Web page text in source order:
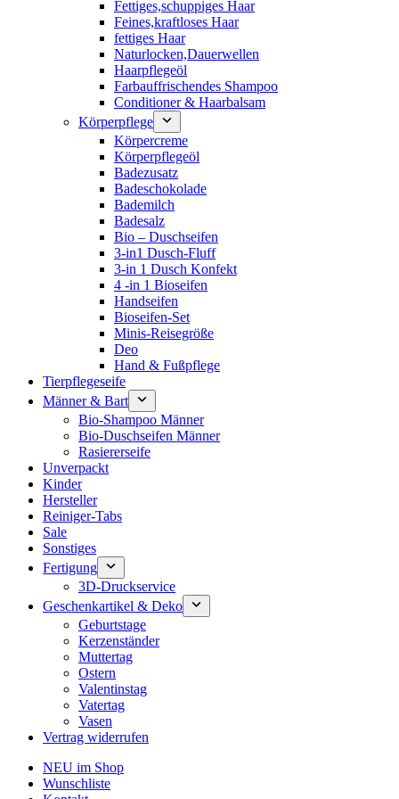
Fettiges,schuppiges Haar
Feines,kraftloses Haar
fettiges Haar
Naturlocken,Dauerwellen
Haarpflegeöl
Farbauffrischendes Shampoo
Conditioner & Haarbalsam
Körperpflege
Körpercreme
Körperpflegeöl
Badezusatz
Badeschokolade
Bademilch
Badesalz
Bio – Duschseifen
3-in1 Dusch-Fluff
3-in 1 Dusch Konfekt
4 -in 1 Bioseifen
Handseifen
Bioseifen-Set
Minis-Reisegröße
Deo
Hand & Fußpflege
Tierpflegeseife
Männer & Bart
Bio-Shampoo Männer
Bio-Duschseifen Männer
Rasiererseife
Unverpackt
Kinder
Hersteller
Reiniger-Tabs
Sale
Sonstiges
Fertigung
3D-Druckservice
Geschenkartikel & Deko
Geburtstage
Kerzenständer
Muttertag
Ostern
Valentinstag
Vatertag
Vasen
Vertrag widerrufen
NEU im Shop
Wunschliste